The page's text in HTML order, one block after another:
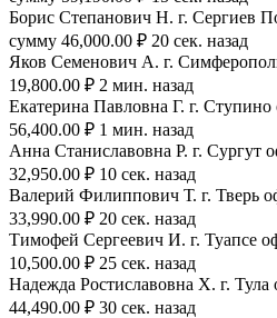
Борис Степанович Н. г. Сергиев
сумму 46,000.00 ₽ 20 сек. назад
Яков Семенович А. г.
19,800.00 ₽ 2 мин. назад
Екатерина Павловна Г. г.
56,400.00 ₽ 1 мин. назад
Анна Станиславовна Р. г. Сургут
32,950.00 ₽ 10 сек. назад
Валерий Филиппович Т. г. Тверь
33,990.00 ₽ 20 сек. назад
Тимофей Сергеевич И. г. Туапсе
10,500.00 ₽ 25 сек. назад
Надежда Ростиславовна Х. г. Тула
44,490.00 ₽ 30 сек. назад